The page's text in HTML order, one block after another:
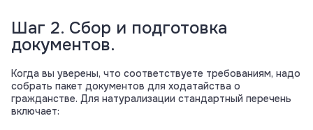
Шаг 2. Сбор и подготовка
документов.
Когда вы уверены, что соответствуете требованиям, надо
собрать пакет документов для ходатайства о
гражданстве. Для натурализации стандартный перечень
включает: